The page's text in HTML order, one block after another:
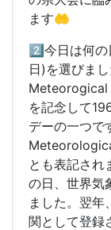
ます🤲
2️⃣今日は何
日)を選びま
Meteorogical
を記念して
デーの一つで
とも表記され
の日、世界気
ました。翌年
関として登録